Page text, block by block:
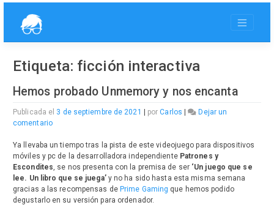
contenido
Etiqueta: ficción interactiva
Hemos probado Unmemory y nos encanta
Publicada el 3 de septiembre de 2021 porCarlos |
Dejar un
comentarioen
probado
Unmemory
y
nos
encanta
Ya llevaba un tiempo tras la pista de este videojuego para dispositivos
móviles y pc de la desarrolladora independiente Patrones y
Escondites, se nos presenta con la premisa de ser ‘Un juego que se
lee. Un libro que se juega’y no ha sido hasta esta misma semana
gracias a las recompensas de Prime Gaming que hemos podido
degustarlo en su versión para ordenador.